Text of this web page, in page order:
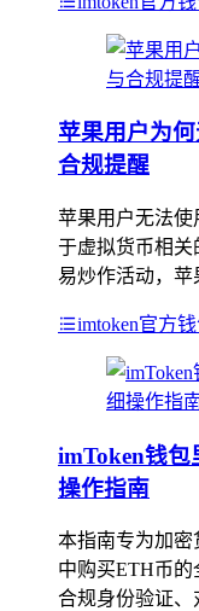
苹果用户为
合规提醒
苹果用户无法使
于虚拟货币相关
易炒作活动，苹
imtoken官方
imToken钱包
操作指南
本指南专为加密
中购买ETH币的
合规身份验证、